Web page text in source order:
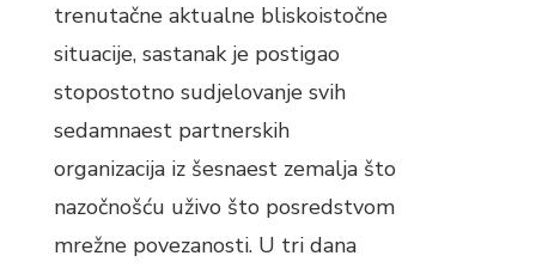
trenutačne aktualne bliskoistočne
situacije, sastanak je postigao
stopostotno sudjelovanje svih
sedamnaest partnerskih
organizacija iz šesnaest zemalja što
nazočnošću uživo što posredstvom
mrežne povezanosti. U tri dana